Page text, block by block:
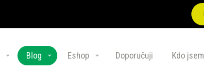
Blog Eshop Doporučuji Kdo jsem